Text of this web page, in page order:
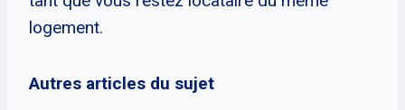
logement.
Autres articles du sujet